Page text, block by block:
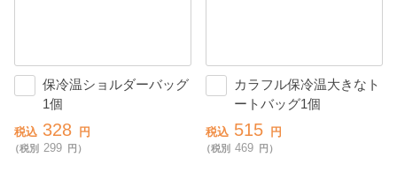
保冷温ショルダーバッグ
1個
税込 328 円
（税別 299 円）
カラフル保冷温大きなト
ートバッグ1個
税込 515 円
（税別 469 円）